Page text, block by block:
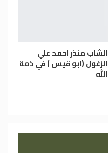
الشاب منذر احمد علي
الزغول (ابو قيس ) في ذمة
الله